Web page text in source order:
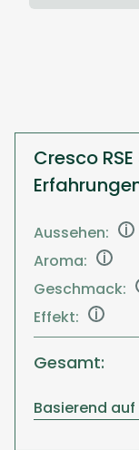
Cresco
Aussehen: i
Aroma: i
Geschmack:
Effekt: i
Gesamt:
Basierend